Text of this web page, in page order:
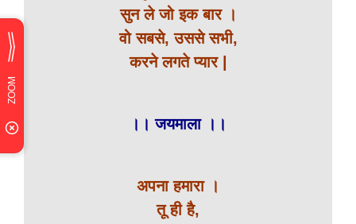
सुन ले जो इक बार ।
वो सबसे, उससे सभी,
करने लगते प्यार |
।। जयमाला ।।
अपना हमारा ।
तू ही है,